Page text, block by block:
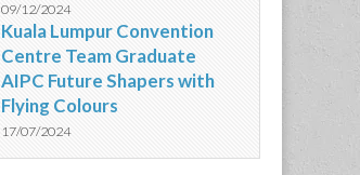
09/12/2024
Kuala Lumpur Convention
Centre Team Graduate
AIPC Future Shapers with
Flying Colours
17/07/2024